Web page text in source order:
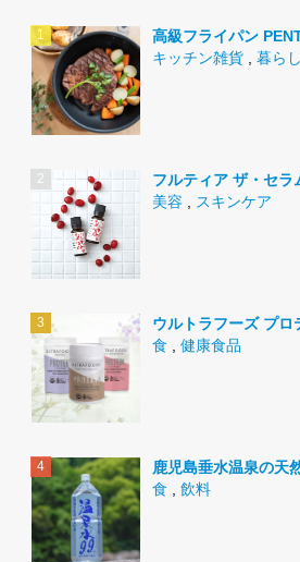
高級フライパン
キッチン雑貨
暮らし
フルティア ザ・セラ
美容
スキンケア
ウルトラフーズ プロ
食
健康食品
鹿児島垂水温泉の天
食
飲料